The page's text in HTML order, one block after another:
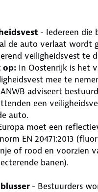
- Iedereen die
de auto verlaat wordt
veiligheidsvest te
op: In Oostenrijk is het
mee te
adviseert
een
auto.
moet een
EN 20471:2013
of rood en voorzien
banen).
- Bestuurders